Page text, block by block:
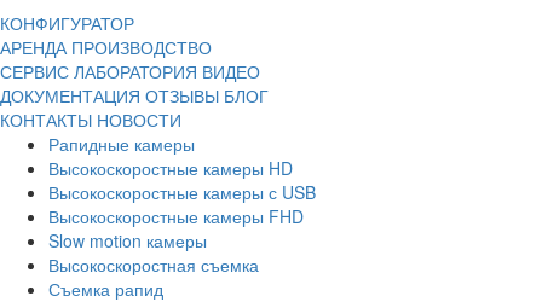
КОНФИГУРАТОР
АРЕНДА ПРОИЗВОДСТВО
СЕРВИС ЛАБОРАТОРИЯ ВИДЕО
ДОКУМЕНТАЦИЯ ОТЗЫВЫ БЛОГ
КОНТАКТЫ НОВОСТИ
Рапидные камеры
Высокоскоростные камеры HD
Высокоскоростные камеры с USB
Высокоскоростные камеры FHD
Slow motion камеры
Высокоскоростная съемка
Съемка рапид